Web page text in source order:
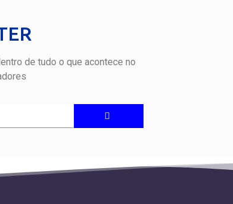
de tudo o que acontece no